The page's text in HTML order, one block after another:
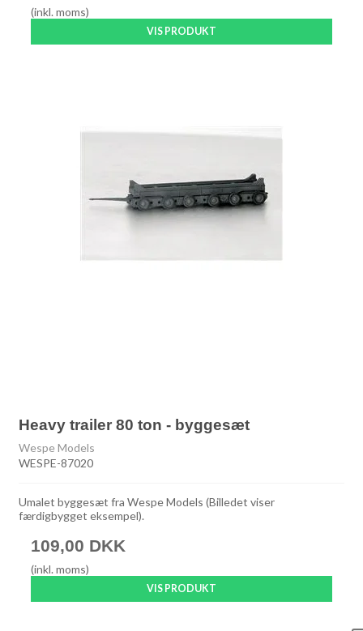
(inkl. moms)
VIS PRODUKT
Heavy trailer 80 ton - byggesæt
Wespe Models
WESPE-87020
Umalet byggesæt fra Wespe Models (Billedet viser
færdigbygget eksempel).
109,00 DKK
(inkl. moms)
VIS PRODUKT